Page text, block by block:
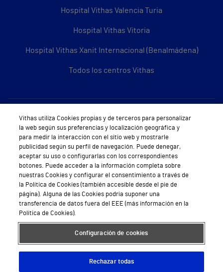
Hospital Vithas Valencia Turia
Hospital Vithas Vitoria
Hospital Vithas Xanit Internacional (Benalmádena)
Todos los centros Vithas
Sobre Vithas
Quiénes somos
Trabajar en Vithas
Teléfono Cita Médica
Teléfono Atención al Cliente
Política de seguridad y salud en el trabajo
Conoce a Supervita
Vithas utiliza Cookies propias y de terceros para personalizar
la web según sus preferencias y localización geográfica y
para medir la interacción con el sitio web y mostrarle
publicidad según su perfil de navegación. Puede denegar,
aceptar su uso o configurarlas con los correspondientes
botones. Puede acceder a la información completa sobre
nuestras Cookies y configurar el consentimiento a través de
la Política de Cookies (también accesible desde el pie de
página). Alguna de las Cookies podría suponer una
transferencia de datos fuera del EEE (más información en la
Política de Cookies).
Configuración de cookies
Rechazar todas